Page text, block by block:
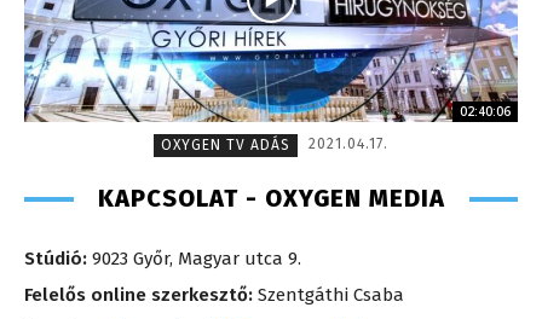
02:40:06
OXYGEN TV ADÁS
2021.04.17.
KAPCSOLAT - OXYGEN MEDIA
Stúdió: 9023 Győr, Magyar utca 9.
Felelős online szerkesztő: Szentgáthi Csaba